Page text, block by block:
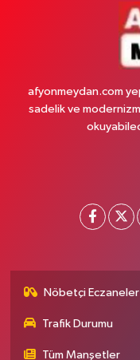
afyonmeydan.com
sadelik ve
Nöbetçi Eczaneler
Trafik Durumu
Tüm Manşetler